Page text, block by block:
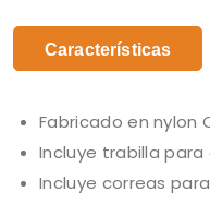
Características
Fabricado en nylon
Incluye trabilla para
Incluye correas